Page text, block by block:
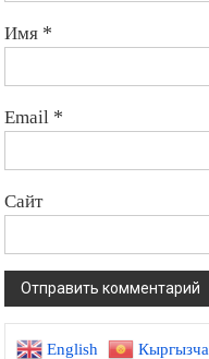
Имя *
Email *
Сайт
English Кыргызча